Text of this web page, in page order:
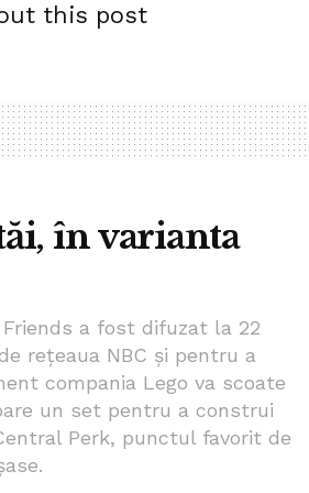
ca să ajungi la închisoare pentru
cod rutier
bucuresti siguranta
this post
în varianta
a fost difuzat la 22
rețeaua NBC și pentru a
compania Lego va scoate
un set pentru a construi
Perk, punctul favorit de